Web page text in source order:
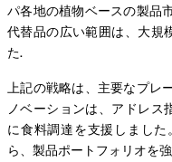
パ各地の植物ベースの製品
代替品の広い範囲は、大規
た.
上記の戦略は、主要なプレ
ノベーションは、アドレ
に食料調達を支援しまし
ら、製品ポートフォリオを強